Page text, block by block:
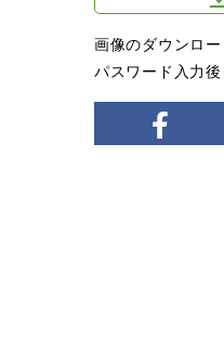
画像のダウンロー
パスワード入力後